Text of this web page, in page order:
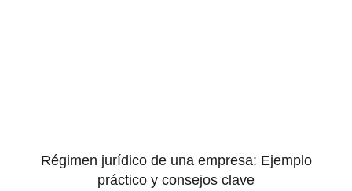
Régimen jurídico de una empresa: Ejemplo
práctico y consejos clave